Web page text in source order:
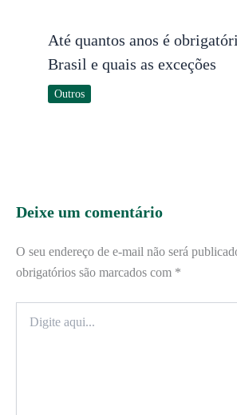
Até quantos anos é
Brasil e quais as exceções
Outros
Deixe um comentário
O seu endereço de e-mail não será
obrigatórios são marcados com *
aqui...